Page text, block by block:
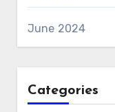
June 2024
Categories